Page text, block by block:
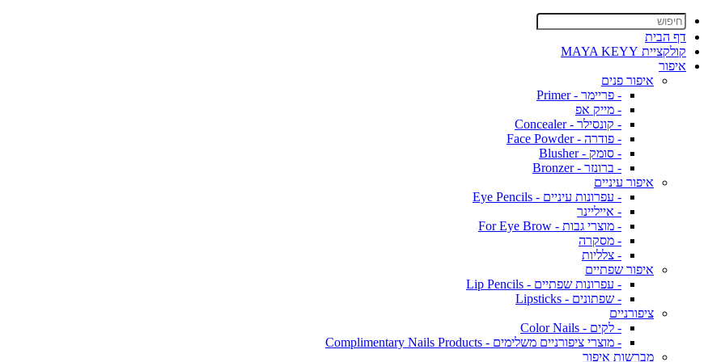
דף הבית
קולקציית MAYA KEYY
איפור
איפור פנים
- פריימר - Primer
- מייק אפ
- קונסילר - Concealer
- פודרה - Face Powder
- סומק - Blusher
- ברונזר - Bronzer
איפור עיניים
- עפרונות עיניים - Eye Pencils
- אייליינר
- מוצרי גבות - For Eye Brow
- מסקרה
- צלליות
איפור שפתיים
- עפרונות שפתיים - Lip Pencils
- שפתונים - Lipsticks
ציפורניים
- לקים - Color Nails
- מוצרי ציפורניים משלימים - Complimentary Nails Products
מברשות איפור